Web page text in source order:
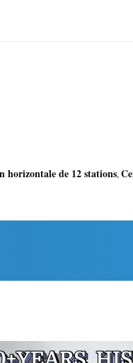
horizontale de 12 stations,